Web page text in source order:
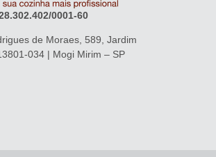
0001-60
de Moraes, 589, Jardim
034 | Mogi Mirim – SP